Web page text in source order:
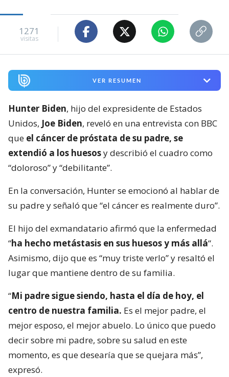
1271
visitas
VER RESUMEN
Hunter Biden, hijo del expresidente de Estados
Unidos, Joe Biden, reveló en una entrevista con BBC
que el cáncer de próstata de su padre, se
extendió a los huesosy describió el cuadro como
“doloroso” y “debilitante”.
En la conversación, Hunter se emocionó al hablar de
su padre y señaló que “el cáncer es realmente duro”.
El hijo del exmandatario afirmó que la enfermedad
“ha hecho metástasis en sus huesos y más allá“.
Asimismo, dijo que es “muy triste verlo” y resaltó el
lugar que mantiene dentro de su familia.
“Mi padre sigue siendo, hasta el día de hoy, el
centro de nuestra familia. Es el mejor padre, el
mejor esposo, el mejor abuelo. Lo único que puedo
decir sobre mi padre, sobre su salud en este
momento, es que desearía que se quejara más”,
expresó.